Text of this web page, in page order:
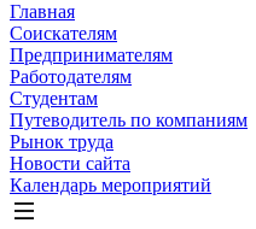
Главная
Соискателям
Предпринимателям
Работодателям
Студентам
Путеводитель по компаниям
Рынок труда
Новости сайта
Календарь мероприятий